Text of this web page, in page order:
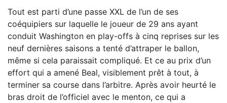
Tout est parti d’une passe XXL de l’un de ses
coéquipiers sur laquelle le joueur de 29 ans ayant
conduit Washington en play-offs à cinq reprises sur les
neuf dernières saisons a tenté d’attraper le ballon,
même si cela paraissait compliqué. Et ce au prix d’un
effort qui a amené Beal, visiblement prêt à tout, à
terminer sa course dans l’arbitre. Après avoir heurté le
bras droit de l’officiel avec le menton, ce qui a